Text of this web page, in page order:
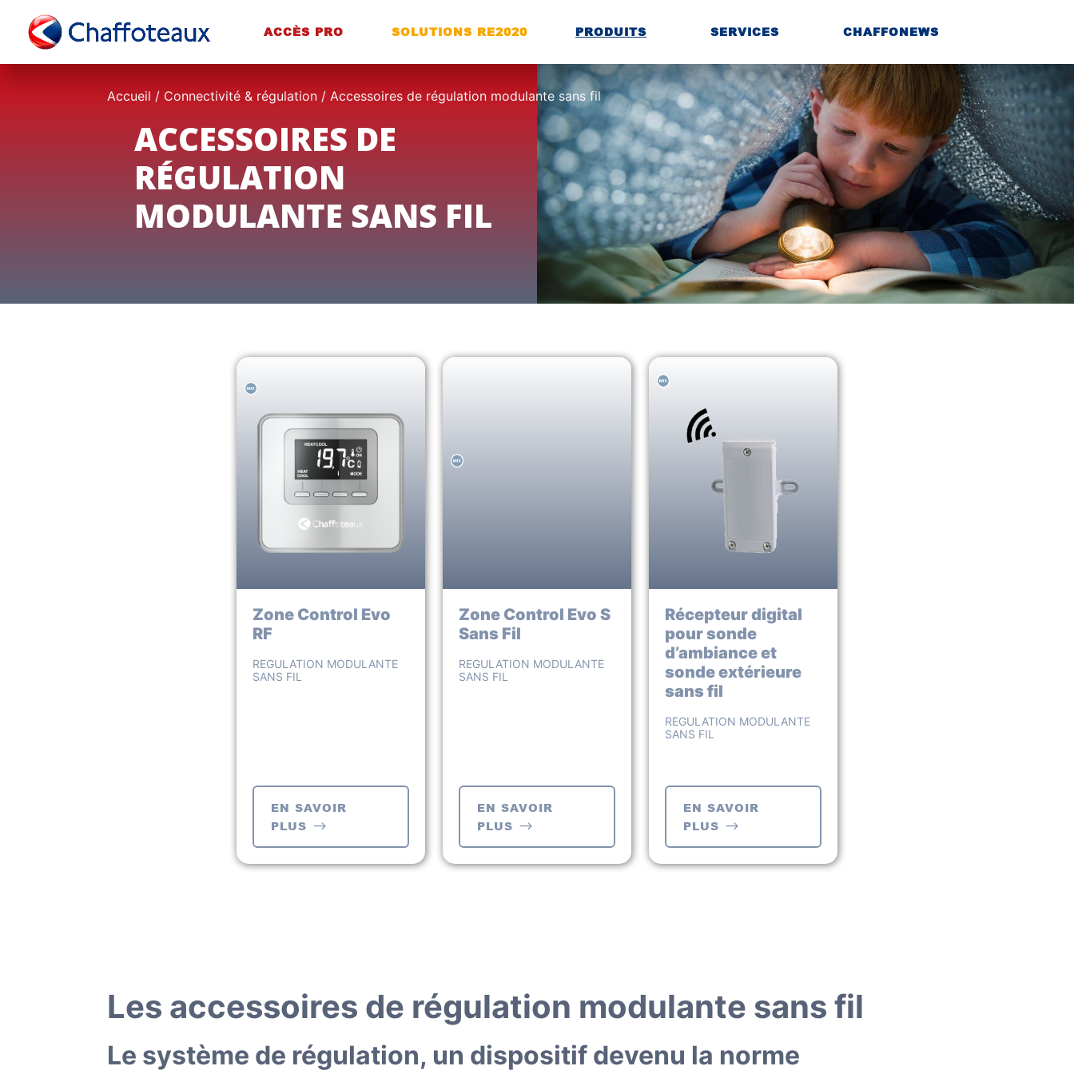
ACCÈS PRO SOLUTIONS RE2020 PRODUITS SERVICES CHAFFONEWS
Accueil / Connectivité & régulation / Accessoires de régulation modulante sans fil
ACCESSOIRES DE
RÉGULATION
MODULANTE SANS FIL
Zone Control Evo
RF
REGULATION MODULANTE
SANS FIL
EN SAVOIR
PLUS
Zone Control Evo S
Sans Fil
REGULATION MODULANTE
SANS FIL
EN SAVOIR
PLUS
Récepteur digital
pour sonde
d’ambiance et
sonde extérieure
sans fil
REGULATION MODULANTE
SANS FIL
EN SAVOIR
PLUS
Les accessoires de régulation modulante sans fil
Le système de régulation, un dispositif devenu la norme